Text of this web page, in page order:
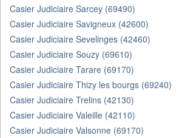
Casier Judiciaire Sarcey (69490)
Casier Judiciaire Savigneux (42600)
Casier Judiciaire Sevelinges (42460)
Casier Judiciaire Souzy (69610)
Casier Judiciaire Tarare (69170)
Casier Judiciaire Thizy les bourgs (69240)
Casier Judiciaire Trelins (42130)
Casier Judiciaire Valeille (42110)
Casier Judiciaire Valsonne (69170)